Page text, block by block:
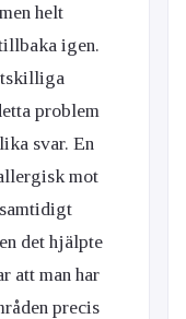
helt
igen.
problem
svar. En
mot
det hjälpte
att man har
precis